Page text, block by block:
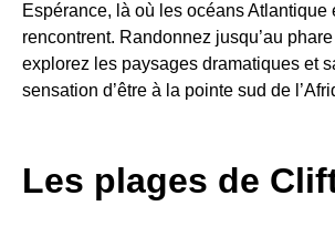
Espérance, là où les océans Atlantique
rencontrent. Randonnez jusqu’au
explorez les paysages dramatiques et
sensation d’être à la pointe sud de
Les plages de